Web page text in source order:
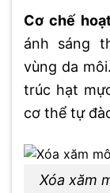
Cơ chế
ánh sáng
vùng da
trúc hạt
cơ thể tự
Xóa xăm